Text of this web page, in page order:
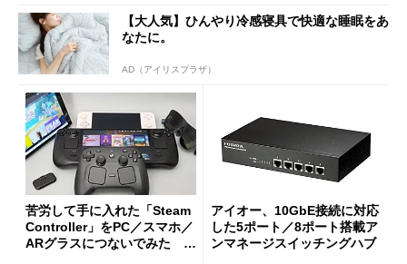
【大人気】ひんやり冷感寝具で快適な睡眠をあ
なたに。
AD（アイリスプラザ）
苦労して手に入れた「Steam
Controller」をPC／スマホ／
ARグラスにつないでみた ゲ
アイオー、10GbE接続に対応
した5ポート／8ポート搭載ア
ンマネージスイッチングハブ